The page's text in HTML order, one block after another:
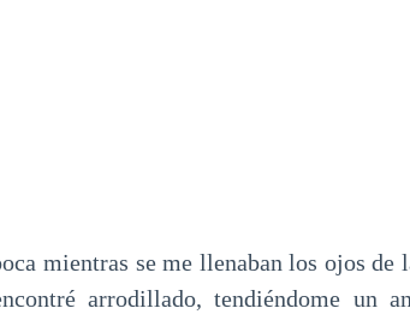
mientras se me llenaban los ojos
arrodillado, tendiéndome un